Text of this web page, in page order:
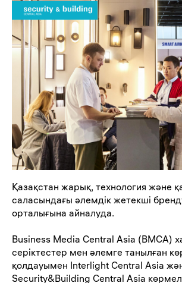
Қазақстан жарық, технология және
саласындағы әлемдік жетекші
орталығына айналуда.
Business Media Central Asia (BMCA)
серіктестер мен әлемге танылған
қолдауымен Interlight Central Asia
Security&Building Central Asia